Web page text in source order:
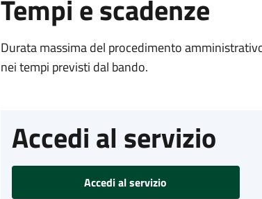
Tempi e scadenze
Durata massima del procedimento
nei tempi previsti dal bando.
Accedi al servizio
Accedi al servizio